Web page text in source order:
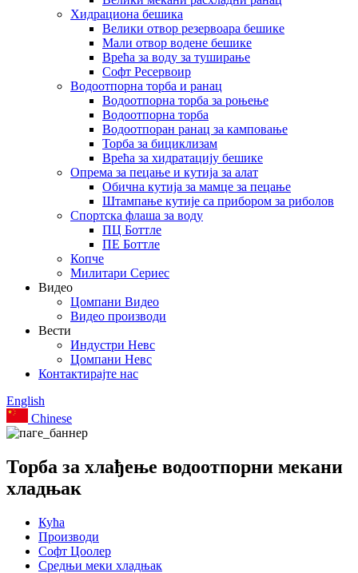
Хидрациона бешика
Велики отвор резервоара бешике
Мали отвор водене бешике
Врећа за воду за туширање
Софт Ресервоир
Водоотпорна торба и ранац
Водоотпорна торба за роњење
Водоотпорна торба
Водоотпоран ранац за камповање
Торба за бициклизам
Врећа за хидратацију бешике
Опрема за пецање и кутија за алат
Обична кутија за мамце за пецање
Штампање кутије са прибором за риболов
Спортска флаша за воду
ПЦ Боттле
ПЕ Боттле
Копче
Милитари Сериес
Видео
Цомпани Видео
Видео производи
Вести
Индустри Невс
Цомпани Невс
Контактирајте нас
English
Chinese
Торба за хлађење водоотпорни мекани
хладњак
Кућа
Производи
Софт Цоолер
Средњи меки хладњак